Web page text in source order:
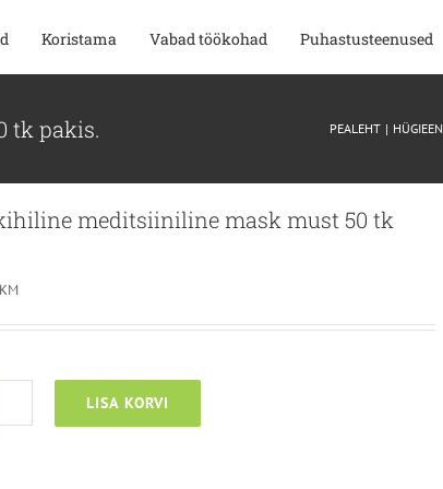
Koristama Vabad töökohad Puhastusteenused
tk pakis. PEALEHT HÜGIEEN
meditsiiniline mask must 50 tk
LISA KORVI